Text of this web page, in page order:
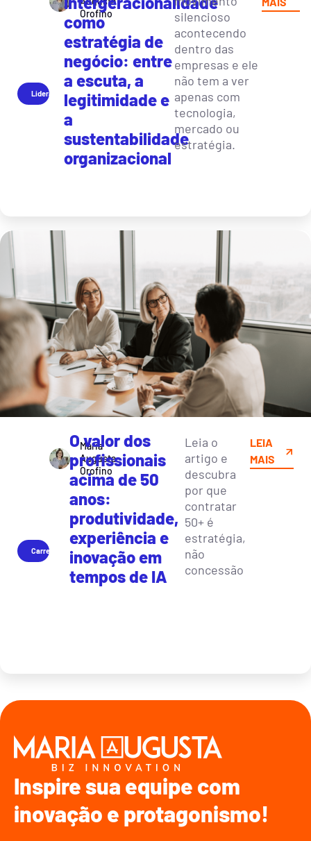
Liderança
Orofino
como
estratégia de
negócio: entre
a escuta, a
legitimidade e
a
sustentabilidade
organizacional
silencioso
acontecendo
dentro das
empresas e ele
não tem a ver
apenas com
tecnologia,
mercado ou
estratégia.
Carreira
Maria
Augusta
Orofino
O valor dos
profissionais
acima de 50
anos:
produtividade,
experiência e
inovação em
tempos de IA
Leia o
artigo e
descubra
por que
contratar
50+ é
estratégia,
não
concessão
LEIA
MAIS
Inspire sua equipe com
inovação e protagonismo!